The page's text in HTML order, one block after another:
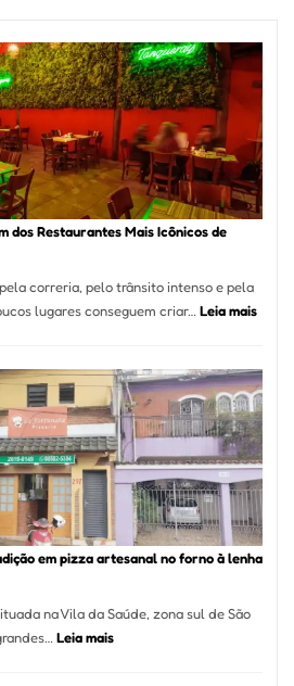
dos Restaurantes Mais Icônicos de
correria, pelo trânsito intenso e pela
lugares conseguem criar… Leia mais:
Se
Um
dos
Mais
em pizza artesanal no forno à lenha
na Vila da Saúde, zona sul de São
Leia mais: